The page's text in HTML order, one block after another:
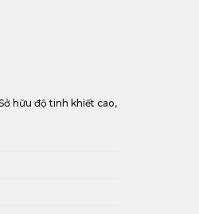
hữu độ tinh khiết cao,